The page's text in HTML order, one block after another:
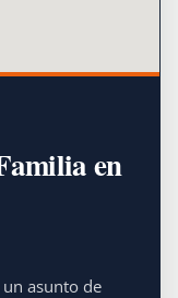
en
un asunto de